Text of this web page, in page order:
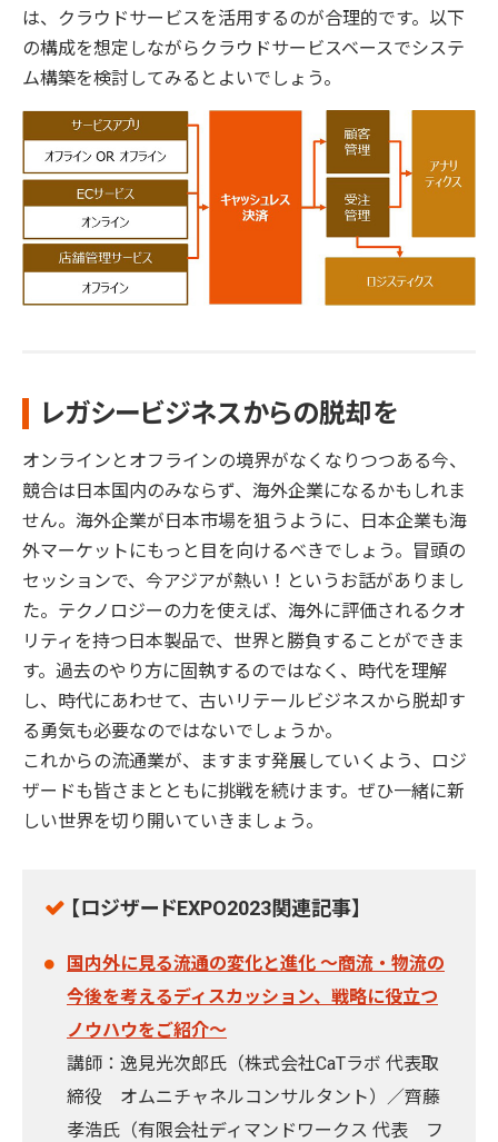
は、クラウドサービスを活用するのが合理的です。以下
の構成を想定しながらクラウドサービスベースでシステ
ム構築を検討してみるとよいでしょう。
レガシービジネスからの脱却を
オンラインとオフラインの境界がなくなりつつある今、
競合は日本国内のみならず、海外企業になるかもしれま
せん。海外企業が日本市場を狙うように、日本企業も海
外マーケットにもっと目を向けるべきでしょう。冒頭の
セッションで、今アジアが熱い！というお話がありまし
た。テクノロジーの力を使えば、海外に評価されるクオ
リティを持つ日本製品で、世界と勝負することができま
す。過去のやり方に固執するのではなく、時代を理解
し、時代にあわせて、古いリテールビジネスから脱却す
る勇気も必要なのではないでしょうか。
これからの流通業が、ますます発展していくよう、ロジ
ザードも皆さまとともに挑戦を続けます。ぜひ一緒に新
しい世界を切り開いていきましょう。
【ロジザードEXPO2023関連記事】
国内外に見る流通の変化と進化 ～商流・物流の
今後を考えるディスカッション、戦略に役立つ
ノウハウをご紹介～
講師：逸見光次郎氏（株式会社CaTラボ 代表取
締役 オムニチャネルコンサルタント）／齊藤
孝浩氏（有限会社ディマンドワークス 代表 フ